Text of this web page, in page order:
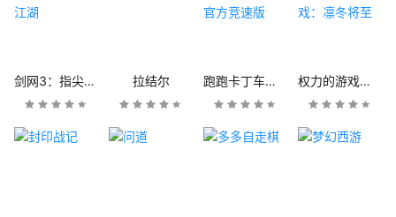
剑网3：指尖江湖 拉结尔 跑跑卡丁车官方竞速版 权力的游戏：凛冬将至